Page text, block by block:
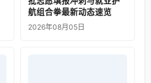
航组合拳最新动态速览
2026年08月05日